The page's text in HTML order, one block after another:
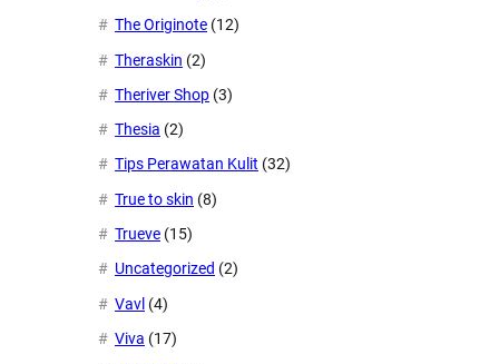
The Originote (12)
Theraskin (2)
Theriver Shop (3)
Thesia (2)
Tips Perawatan Kulit (32)
True to skin (8)
Trueve (15)
Uncategorized (2)
Vavl (4)
Viva (17)